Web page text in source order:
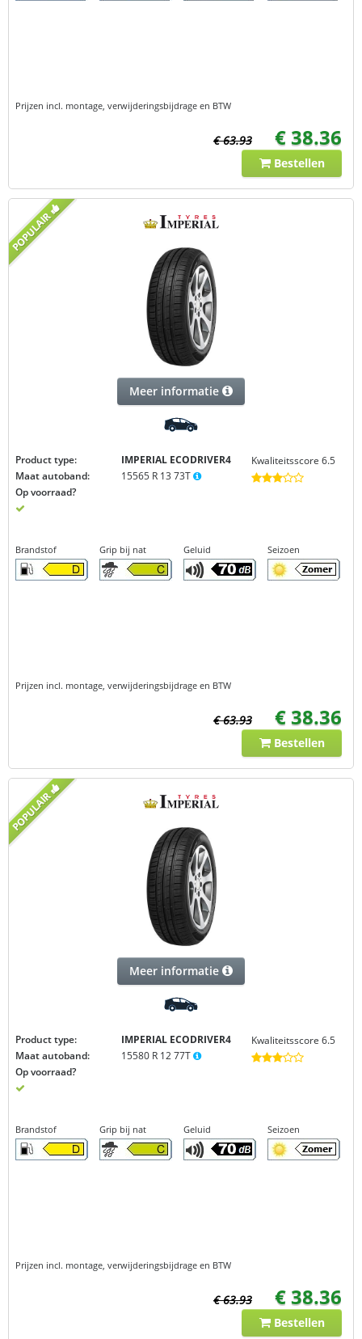
Prijzen incl. montage, verwijderingsbijdrage en BTW
€ 63.93 € 38.36
Bestellen
Meer informatie
Product type:
IMPERIAL ECODRIVER4
Maat autoband:
15565 R 13 73T
Op voorraad?
Kwaliteitsscore 6.5
Brandstof Grip bij nat Geluid Seizoen
Prijzen incl. montage, verwijderingsbijdrage en BTW
€ 63.93 € 38.36
Bestellen
Meer informatie
Product type:
IMPERIAL ECODRIVER4
Maat autoband:
15580 R 12 77T
Op voorraad?
Kwaliteitsscore 6.5
Brandstof Grip bij nat Geluid Seizoen
Prijzen incl. montage, verwijderingsbijdrage en BTW
€ 63.93 € 38.36
Bestellen